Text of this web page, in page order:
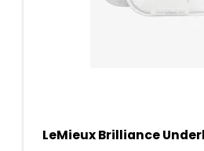
LeMieux Brilliance